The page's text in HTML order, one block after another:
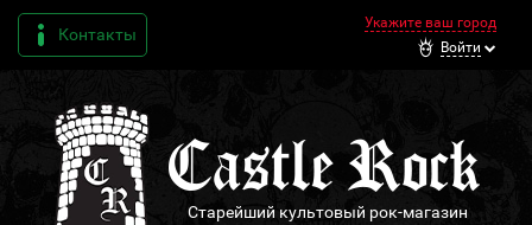
Контакты
Укажите ваш город
Войти
Старейший культовый рок-магазин